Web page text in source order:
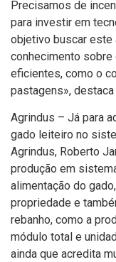
Precisamos de
para investir em
objetivo buscar este
conhecimento
eficientes, como o
pastagens», destaca
Agrindus – Já para
gado leiteiro no
Agrindus, Roberto
produção em
alimentação do
propriedade e
rebanho, como a
módulo total e
ainda que acredita